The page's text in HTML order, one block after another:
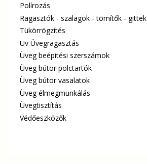
Polírozás
Ragasztók - szalagok - tömítők - gittek
Tükörrögzítés
Uv Üvegragasztás
Üveg beépitési szerszámok
Üveg bútor polctartók
Üveg bútor vasalatok
Üveg élmegmunkálás
Üvegtisztítás
Védőeszközők